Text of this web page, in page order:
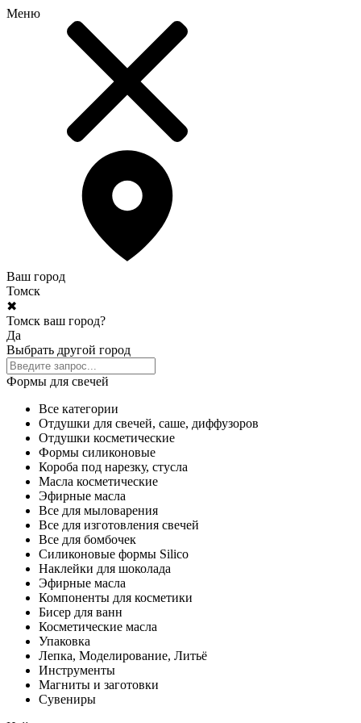
Меню
Ваш город
Томск
✖
Томск ваш город?
Да
Выбрать другой город
Формы для свечей
Все категории
Отдушки для свечей, саше, диффузоров
Отдушки косметические
Формы силиконовые
Короба под нарезку, стусла
Масла косметические
Эфирные масла
Все для мыловарения
Все для изготовления свечей
Все для бомбочек
Силиконовые формы Silico
Наклейки для шоколада
Эфирные масла
Компоненты для косметики
Бисер для ванн
Косметические масла
Упаковка
Лепка, Моделирование, Литьё
Инструменты
Магниты и заготовки
Сувениры